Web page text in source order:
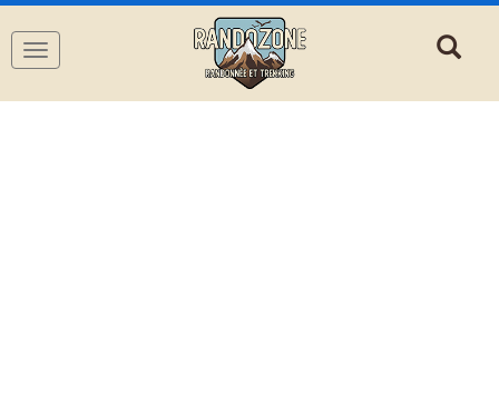
Navigation